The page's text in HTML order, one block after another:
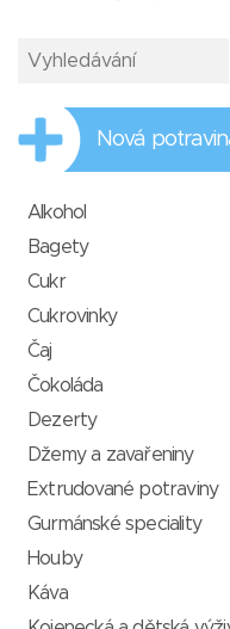
Nová
Alkohol
Bagety
Cukr
Cukrovinky
Čaj
Čokoláda
Dezerty
Džemy a zavařeniny
Extrudované potraviny
Gurmánské speciality
Houby
Káva